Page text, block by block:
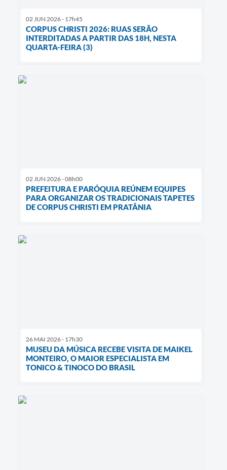
02 JUN 2026 - 17h45
CORPUS CHRISTI 2026: RUAS SERÃO
INTERDITADAS A PARTIR DAS 18H, NESTA
QUARTA-FEIRA (3)
02 JUN 2026 - 08h00
PREFEITURA E PARÓQUIA REÚNEM EQUIPES
PARA ORGANIZAR OS TRADICIONAIS TAPETES
DE CORPUS CHRISTI EM PRATÂNIA
26 MAI 2026 - 17h30
MUSEU DA MÚSICA RECEBE VISITA DE MAIKEL
MONTEIRO, O MAIOR ESPECIALISTA EM
TONICO & TINOCO DO BRASIL